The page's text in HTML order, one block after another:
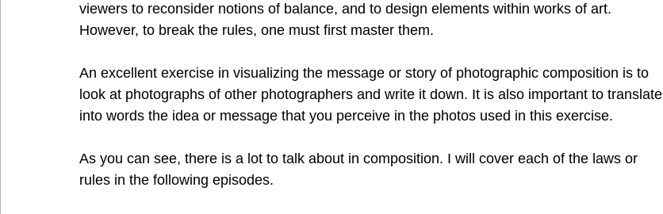
viewers to reconsider notions of balance, and to design elements within works of art.
However, to break the rules, one must first master them.
An excellent exercise in visualizing the message or story of photographic composition is to
look at photographs of other photographers and write it down. It is also important to translate
into words the idea or message that you perceive in the photos used in this exercise.
As you can see, there is a lot to talk about in composition. I will cover each of the laws or
rules in the following episodes.